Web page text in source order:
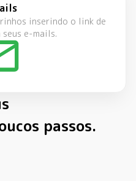
inserindo o link de
seus e-mails.
passos.